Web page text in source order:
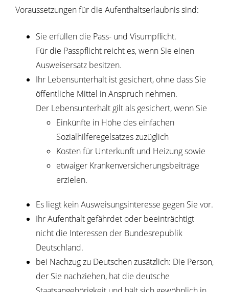
Voraussetzungen für die Aufenthaltserlaubnis sind:
Sie erfüllen die Pass- und Visumpflicht.
Für die Passpflicht reicht es, wenn Sie einen
Ausweisersatz besitzen.
Ihr Lebensunterhalt ist gesichert, ohne dass Sie
öffentliche Mittel in Anspruch nehmen.
Der Lebensunterhalt gilt als gesichert, wenn Sie
Einkünfte in Höhe des einfachen
Sozialhilferegelsatzes zuzüglich
Kosten für Unterkunft und Heizung sowie
etwaiger Krankenversicherungsbeiträge
erzielen.
Es liegt kein Ausweisungsinteresse gegen Sie vor.
Ihr Aufenthalt gefährdet oder beeinträchtigt
nicht die Interessen der Bundesrepublik
Deutschland.
bei Nachzug zu Deutschen zusätzlich: Die Person,
der Sie nachziehen, hat die deutsche